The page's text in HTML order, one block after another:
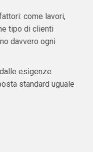
come lavori,
tipo di clienti
davvero ogni
esigenze
standard uguale